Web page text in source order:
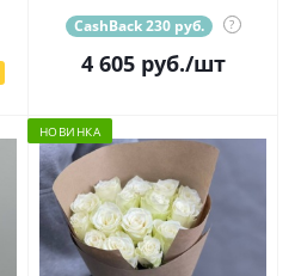
CashBack 230 руб. ?
4 605руб./шт
НОВИНКА